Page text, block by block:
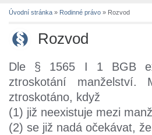
Úvodní stránka » Rodinné právo » Rozvod
Rozvod
Dle § 1565 I 1 BGB
ztroskotání
ztroskotáno, když
(1) již neexistuje mezi
(2) se již nadá očekávat,